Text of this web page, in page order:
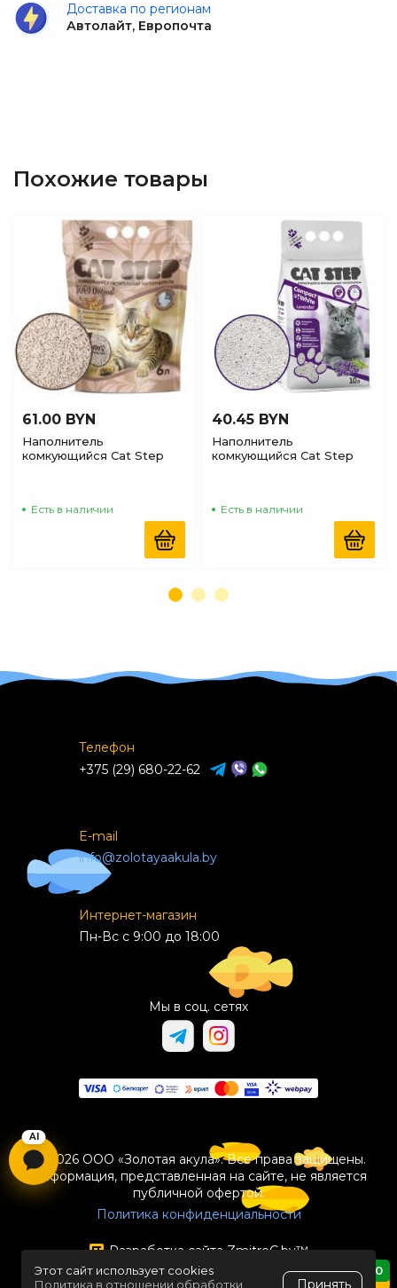
Доставка по регионам
Автолайт, Европочта
Похожие товары
61.00 BYN
Наполнитель
комкующийся Cat Step
Есть в наличии
40.45 BYN
Наполнитель
комкующийся Cat Step
Есть в наличии
Телефон
+375 (29) 680-22-62
E-mail
info@zolotayaakula.by
Интернет-магазин
Пн-Вс с 9:00 до 18:00
Мы в соц. сетях
© 2026 ООО «Золотая акула». Все права защищены.
Информация, представленная на сайте, не является
публичной офертой.
Политика конфиденциальности
Разработка сайтаZmitroC.by™
0
Этот сайт использует cookies
Политика в отношении обработки
Принять